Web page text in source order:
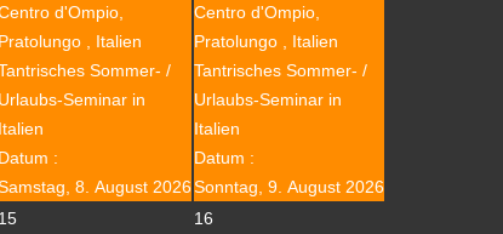
d'Ompio,
Pratolungo , Italien
Sommer- /
Urlaubs-Seminar in
Italien
Datum :
8. August 2026
Centro d'Ompio,
Pratolungo , Italien
Tantrisches Sommer- /
Urlaubs-Seminar in
Italien
Datum :
Sonntag, 9. August 2026
15
16